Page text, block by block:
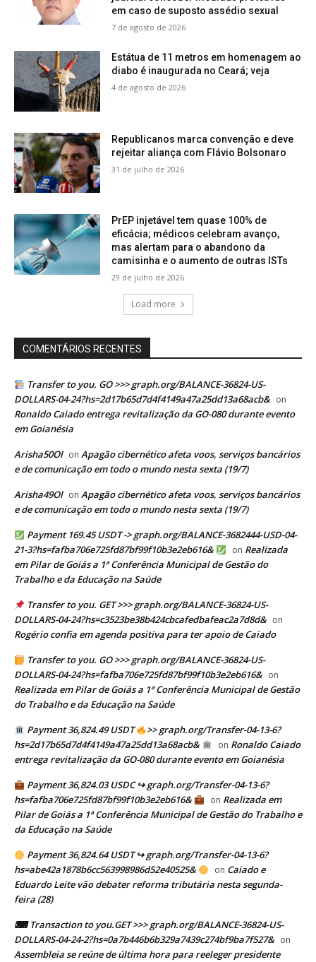
em caso de suposto assédio sexual
7 de agosto de 2026
Estátua de 11 metros em homenagem ao
diabo é inaugurada no Ceará; veja
4 de agosto de 2026
Republicanos marca convenção e deve
rejeitar aliança com Flávio Bolsonaro
31 de julho de 2026
PrEP injetável tem quase 100% de
eficácia; médicos celebram avanço,
mas alertam para o abandono da
camisinha e o aumento de outras ISTs
29 de julho de 2026
Load more
COMENTÁRIOS RECENTES
Transfer to you. GO >>> graph.org/BALANCE-36824-US-
DOLLARS-04-24?hs=2d17b65d7d4f4149a47a25dd13a68acb& on
Ronaldo Caiado entrega revitalização da GO-080 durante evento
em Goianésia
Arisha50Ol on Apagão cibernético afeta voos, serviços bancários
e de comunicação em todo o mundo nesta sexta (19/7)
Arisha49Ol on Apagão cibernético afeta voos, serviços bancários
e de comunicação em todo o mundo nesta sexta (19/7)
Payment 169.45 USDT -> graph.org/BALANCE-3682444-USD-04-
21-3?hs=fafba706e725fd87bf99f10b3e2eb616&
on Realizada
em Pilar de Goiás a 1ª Conferência Municipal de Gestão do
Trabalho e da Educação na Saúde
Transfer to you. GET >>> graph.org/BALANCE-36824-US-
DOLLARS-04-24?hs=c3523be38b424cbcafedbafeac2a7d8d& on
Rogério confia em agenda positiva para ter apoio de Caiado
Transfer to you. GO >>> graph.org/BALANCE-36824-US-
DOLLARS-04-24?hs=fafba706e725fd87bf99f10b3e2eb616& on
Realizada em Pilar de Goiás a 1ª Conferência Municipal de Gestão
do Trabalho e da Educação na Saúde
Payment 36,824.49 USDT
>> graph.org/Transfer-04-13-6?
hs=2d17b65d7d4f4149a47a25dd13a68acb&
on Ronaldo Caiado
entrega revitalização da GO-080 durante evento em Goianésia
Payment 36,824.03 USDC ↪ graph.org/Transfer-04-13-6?
hs=fafba706e725fd87bf99f10b3e2eb616&
on Realizada em
Pilar de Goiás a 1ª Conferência Municipal de Gestão do Trabalho e
da Educação na Saúde
Payment 36,824.64 USDT ↪ graph.org/Transfer-04-13-6?
hs=abe42a1878b6cc563998986d52e40525&
on Caiado e
Eduardo Leite vão debater reforma tributária nesta segunda-
feira (28)
⌨ Transaction to you.GET >>> graph.org/BALANCE-36824-US-
DOLLARS-04-24-2?hs=0a7b446b6b329a7439c274bf9ba7f527& on
Assembleia se reúne de última hora para reeleger presidente